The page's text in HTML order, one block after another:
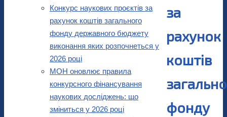
за
рахунок
коштів
фонду
Конкурс наукових проєктів за
рахунок коштів загального
фонду державного бюджету
виконання яких розпочнеться у
2026 році
МОН оновлює правила
конкурсного фінансування
наукових досліджень: що
зміниться у 2026 році